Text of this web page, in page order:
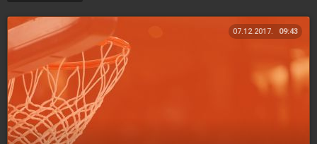
07.12.2017. 09:43